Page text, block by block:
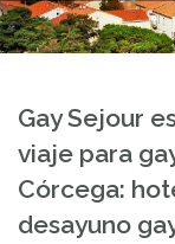
Gay Sejour
viaje para
Córcega:
desayuno